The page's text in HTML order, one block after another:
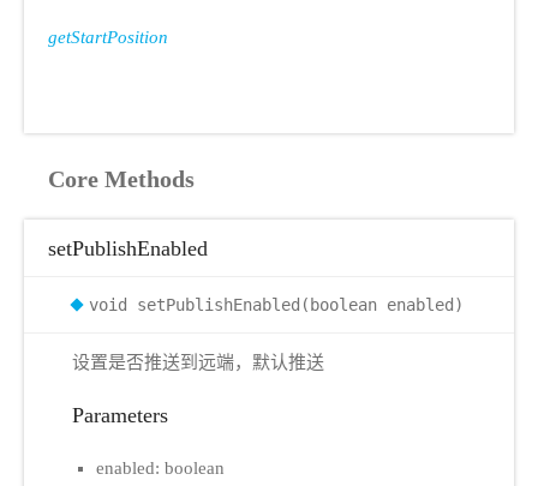
getStartPosition
Core Methods
setPublishEnabled
void setPublishEnabled(boolean enabled)
设置是否推送到远端，默认推送
Parameters
enabled: boolean